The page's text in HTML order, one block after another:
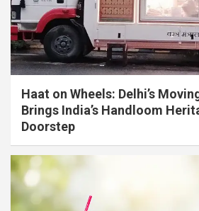
Haat on Wheels: Delhi’s
Brings India’s Handloom
Doorstep